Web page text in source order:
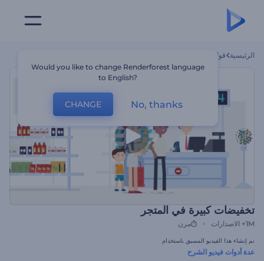
الرئيسية قوالب
تخفيضات كبيرة في المتجر
1M+ الاصدارات مرن
تم إنشاء هذا الفيديو المسبق باستخدام
عدة أدوات فيديو الشرح
Would you like to change Renderforest language
to English?
CHANGE No, thanks